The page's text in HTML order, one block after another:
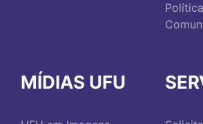
MÍDIAS UFU